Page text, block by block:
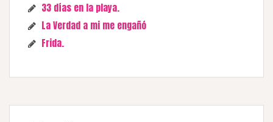
33 días en la playa.
La Verdad a mi me engañó
Frida.